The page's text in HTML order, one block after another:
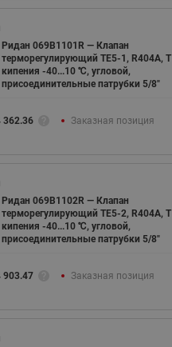
Ридан 069B1101R — Клапан
терморегулирующий TE5-1, R404A, T
кипения -40...10 ℃, угловой,
присоединительные патрубки 5/8"
362.36 Заказная позиция
Ридан 069B1102R — Клапан
терморегулирующий TE5-2, R404A, T
кипения -40...10 ℃, угловой,
присоединительные патрубки 5/8"
903.47 Заказная позиция